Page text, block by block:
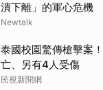
潰下離」的軍心危機
Newtalk
泰國校園驚傳槍擊案
亡、另有4人受傷
民視新聞網